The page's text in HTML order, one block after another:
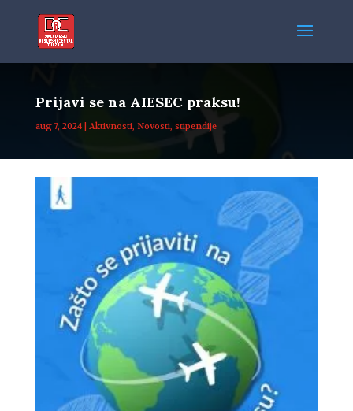
Prijavi se na AIESEC praksu!
aug 7, 2024| Aktivnosti, Novosti, stipendije